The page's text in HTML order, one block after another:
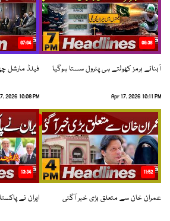
08:36
آبنائے ہرمز کھولتے ہی پٹرول سستا ہوگیا
Apr 17, 2026 10:11 PM
07:04
فیلڈ مارشل
2026 10:08 PM
11:52
عمران خان سے متعلق بڑی خبر آگئی
13:34
ایران نے